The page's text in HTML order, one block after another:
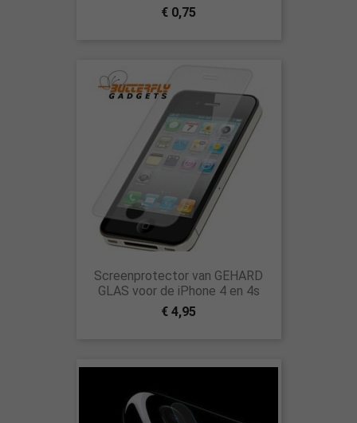
€ 0,75
Screenprotector van GEHARD
GLAS voor de iPhone 4 en 4s
€ 4,95